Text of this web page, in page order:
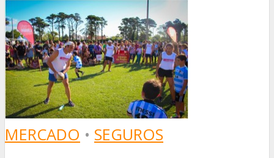
MERCADO • SEGUROS